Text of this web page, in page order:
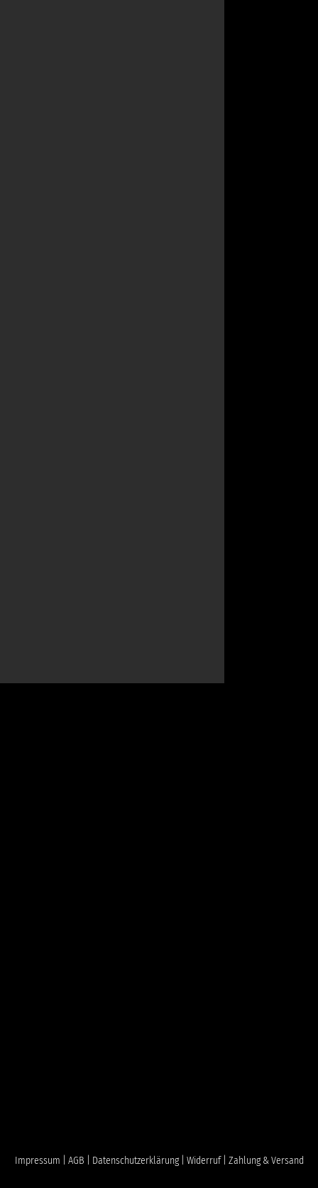
Impressum | AGB | Datenschutzerklärung | Widerruf | Zahlung & Versand